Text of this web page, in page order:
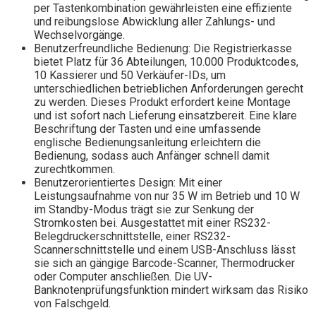
per Tastenkombination gewährleisten eine effiziente
und reibungslose Abwicklung aller Zahlungs- und
Wechselvorgänge.
Benutzerfreundliche Bedienung: Die Registrierkasse
bietet Platz für 36 Abteilungen, 10.000 Produktcodes,
10 Kassierer und 50 Verkäufer-IDs, um
unterschiedlichen betrieblichen Anforderungen gerecht
zu werden. Dieses Produkt erfordert keine Montage
und ist sofort nach Lieferung einsatzbereit. Eine klare
Beschriftung der Tasten und eine umfassende
englische Bedienungsanleitung erleichtern die
Bedienung, sodass auch Anfänger schnell damit
zurechtkommen.
Benutzerorientiertes Design: Mit einer
Leistungsaufnahme von nur 35 W im Betrieb und 10 W
im Standby-Modus trägt sie zur Senkung der
Stromkosten bei. Ausgestattet mit einer RS232-
Belegdruckerschnittstelle, einer RS232-
Scannerschnittstelle und einem USB-Anschluss lässt
sie sich an gängige Barcode-Scanner, Thermodrucker
oder Computer anschließen. Die UV-
Banknotenprüfungsfunktion mindert wirksam das Risiko
von Falschgeld.